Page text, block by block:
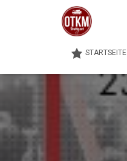
STARTSEITE